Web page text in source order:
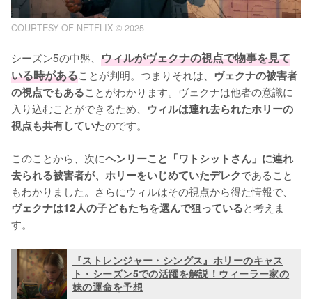
COURTESY OF NETFLIX © 2025
シーズン5の中盤、 ウィルがヴェクナの視点で物事を見て
いる時があることが判明。つまりそれは、 ヴェクナの被害者
の視点でもあることがわかります。ヴェクナは他者の意識に
入り込むことができるため、 ウィルは連れ去られたホリーの
視点も共有していたのです。
このことから、次にヘンリーこと「ワトシットさん」に連れ
去られる被害者が、ホリーをいじめていたデレクであること
もわかりました。さらにウィルはその視点から得た情報で、
ヴェクナは12人の子どもたちを選んで狙っていると考えま
す。
『ストレンジャー・シングス』ホリーのキャス
ト・シーズン5での活躍を解説！ウィーラー家の
妹の運命を予想